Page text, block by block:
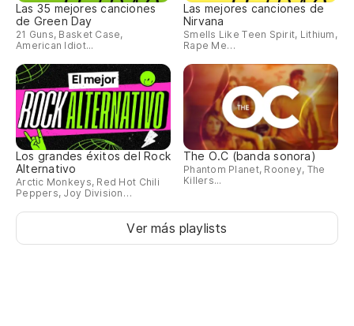
Las 35 mejores canciones
de Green Day
21 Guns, Basket Case,
American Idiot...
Las mejores canciones de
Nirvana
Smells Like Teen Spirit, Lithium,
Rape Me…
Los grandes éxitos del Rock
Alternativo
Arctic Monkeys, Red Hot Chili
Peppers, Joy Division…
The O.C (banda sonora)
Phantom Planet, Rooney, The
Killers...
Ver más playlists